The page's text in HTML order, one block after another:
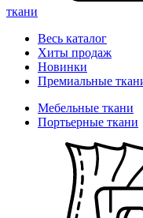
ткани
Весь каталог
Хиты продаж
Новинки
Премиальные
Мебельные ткани
Портьерные ткани